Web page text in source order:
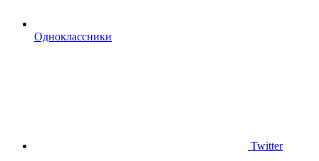
Одноклассники
Twitter